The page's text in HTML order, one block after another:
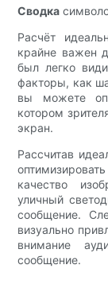
Сводка
Расчёт
крайне важен
был легко
факторы, как
вы можете
котором
экран.
Рассчитав
качество
уличный
сообщение.
визуально
внимание
сообщение.